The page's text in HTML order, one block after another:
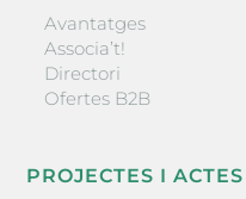
Avantatges
Associa’t!
Directori
Ofertes B2B
PROJECTES I ACTES